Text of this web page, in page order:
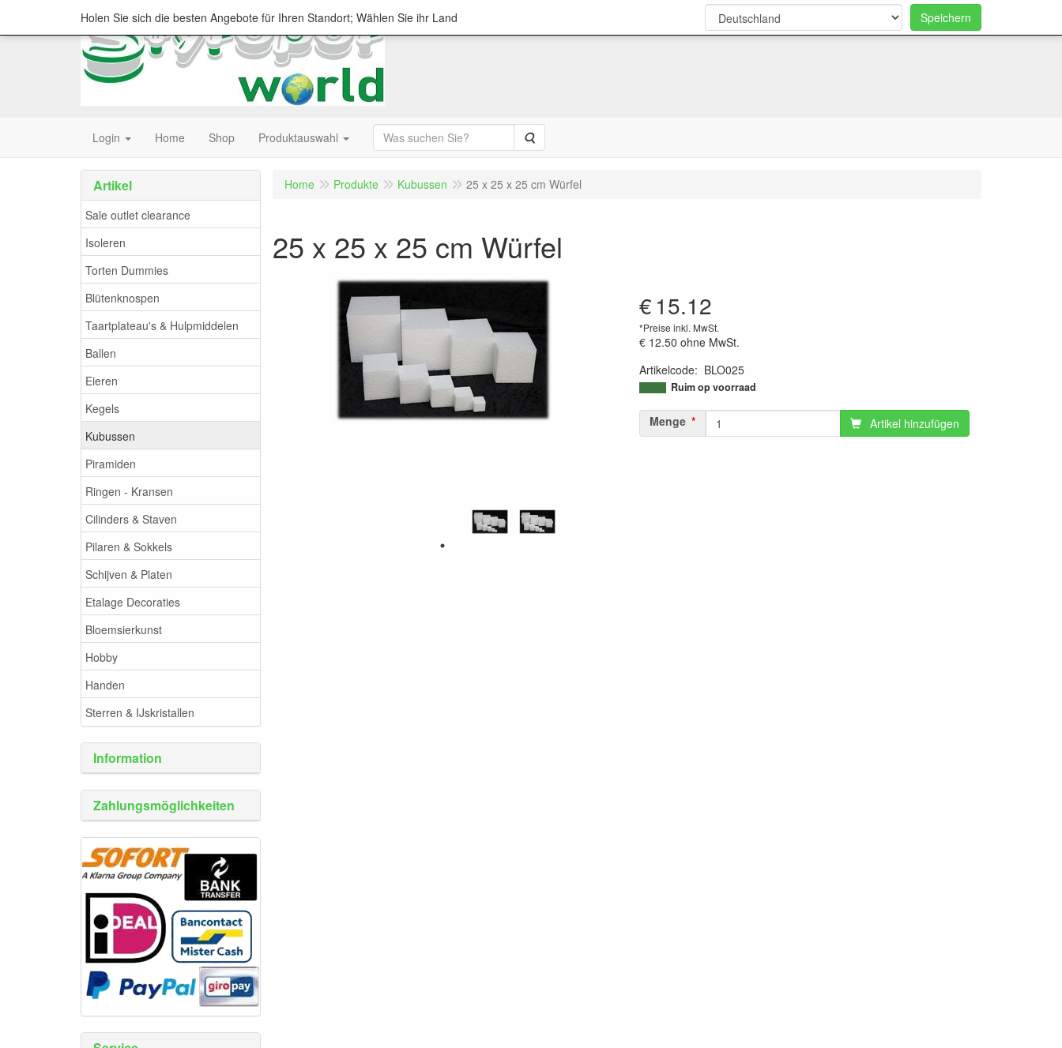
0
Login Home Shop Produktauswahl Suche
Artikel
Sale outlet clearance
Isoleren
Torten Dummies
Blütenknospen
Taartplateau's & Hulpmiddelen
Ballen
Eieren
Kegels
Kubussen
Piramiden
Ringen - Kransen
Cilinders & Staven
Pilaren & Sokkels
Schijven & Platen
Etalage Decoraties
Bloemsierkunst
Hobby
Handen
Sterren & IJskristallen
Information
Zahlungsmöglichkeiten
Home Produkte Kubussen 25 x 25 x 25 cm Würfel
25 x 25 x 25 cm Würfel
€15.12
*Preise inkl. MwSt.
€ 12.50 ohne MwSt.
Artikelcode: BLO025
9509245796996
Ruim op voorraad
Menge Artikel hinzufügen
Holen Sie sich die besten Angebote für Ihren Standort; Wählen Sie ihr Land Speichern